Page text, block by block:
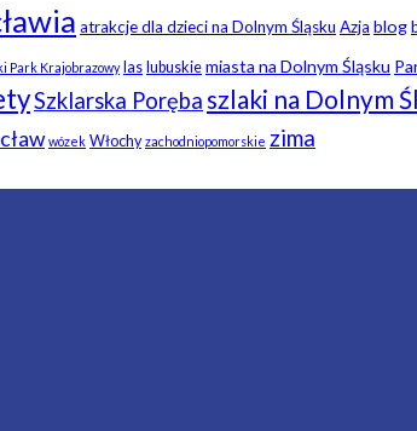
atrakcje dla dzieci na Dolnym Śląsku Azja blog
Park Krajobrazowy las lubuskie miasta na Dolnym Śląsku
Szklarska Porębaszlaki na Dolnym
wózek Włochy zachodniopomorskie zima